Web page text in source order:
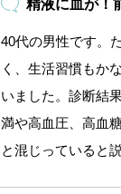
精液に血が！
40代の男性です。
く、生活習慣もか
いました。診断結
満や高血圧、高血
と混じっていると